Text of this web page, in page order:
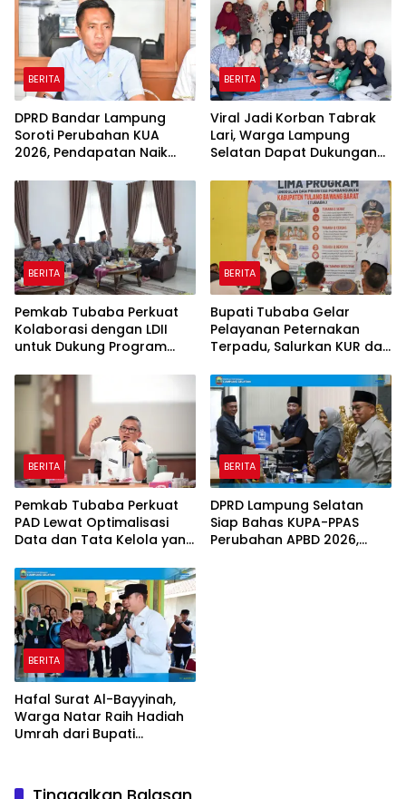
BERITA
DPRD Bandar Lampung
Soroti Perubahan KUA
2026, Pendapatan Naik
Dipangkas
BERITA
Viral Jadi Korban Tabrak
Lari, Warga Lampung
Selatan Dapat Dukungan
Influencer
BERITA
Pemkab Tubaba Perkuat
Kolaborasi dengan LDII
untuk Dukung Program
BERITA
Bupati Tubaba Gelar
Pelayanan Peternakan
Terpadu, Salurkan KUR dan
Ketenagakerjaan
BERITA
Pemkab Tubaba Perkuat
PAD Lewat Optimalisasi
Data dan Tata Kelola yang
BERITA
DPRD Lampung Selatan
Siap Bahas KUPA-PPAS
Perubahan APBD 2026,
BERITA
Hafal Surat Al-Bayyinah,
Warga Natar Raih Hadiah
Umrah dari Bupati